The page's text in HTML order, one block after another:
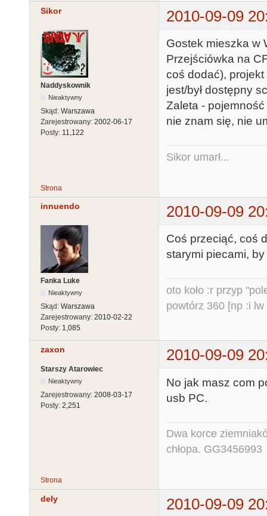
Sikor 2010-09-09
Naddyskownik
Nieaktywny
Skąd: Warszawa
Zarejestrowany: 2002-06-17
Posty: 11,122
Gostek mieszka w
Przejściówka na
coś dodać),
jest/był dostępny
Zaleta -
nie znam się, nie
Sikor umarł...
Strona
innuendo 2010-09-09
Fanka Luke
Nieaktywny
Skąd: Warszawa
Zarejestrowany: 2010-02-22
Posty: 1,085
Coś przeciąć, coś
starymi piecami, by
oto koło :r przyp
powtórz 360 [np :i lw
zaxon 2010-09-09
Starszy Atarowiec
Nieaktywny
Zarejestrowany: 2008-03-17
Posty: 2,251
No jak masz com
usb PC.
Dwa korce
chłopa. GG3456993
Strona
dely 2010-09-09